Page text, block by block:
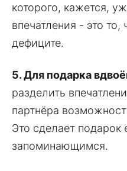
которого, кажется,
впечатления - это то,
дефиците.
5. Для подарка
разделить
партнёра
Это сделает подарок
запоминающимся.